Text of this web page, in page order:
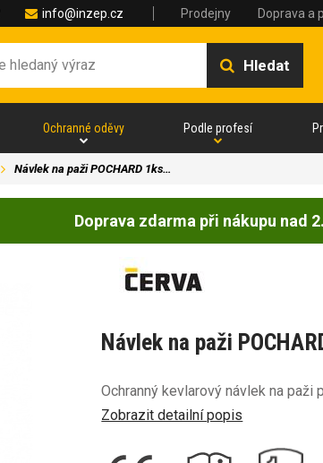
info@inzep.cz Prodejny Doprava a
Hledat
Ochranné oděvy Podle profesí
Návlek na paži POCHARD 1ks…
Doprava zdarma při nákupu nad
Návlek na paži
Ochranný kevlarový návlek na
Zobrazit detailní popis